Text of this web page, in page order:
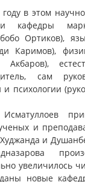
в этом
кафедры
Ортиков),
Каримов),
Акбаров),
сам
психологии
и
и
увеличилось
новые